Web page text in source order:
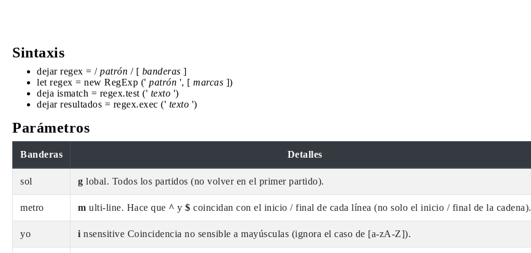
Sintaxis
dejar regex = / patrón / [ banderas ]
let regex = new RegExp (' patrón ', [ marcas ])
deja ismatch = regex.test (' texto ')
dejar resultados = regex.exec (' texto ')
Parámetros
Banderas Detalles
sol g lobal. Todos los partidos (no volver en el primer partido).
metro m ulti-line. Hace que ^ y $ coincidan con el inicio / final de cada línea (no solo el inicio / final de la cadena).
yo i nsensitive Coincidencia no sensible a mayúsculas (ignora el caso de [a-zA-Z]).